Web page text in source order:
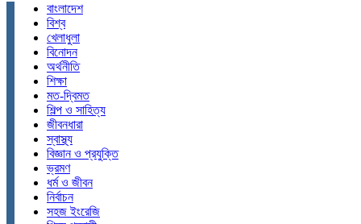
বাংলাদেশ
বিশ্ব
খেলাধুলা
বিনোদন
অর্থনীতি
শিক্ষা
মত-দ্বিমত
শিল্প ও সাহিত্য
জীবনধারা
স্বাস্থ্য
বিজ্ঞান ও প্রযুক্তি
ভ্রমণ
ধর্ম ও জীবন
নির্বাচন
সহজ ইংরেজি